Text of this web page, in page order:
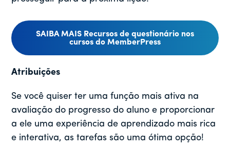
SAIBA MAIS Recursos de questionário nos
cursos do MemberPress
Atribuições
Se você quiser ter uma função mais ativa na
avaliação do progresso do aluno e proporcionar
a ele uma experiência de aprendizado mais rica
e interativa, as tarefas são uma ótima opção!